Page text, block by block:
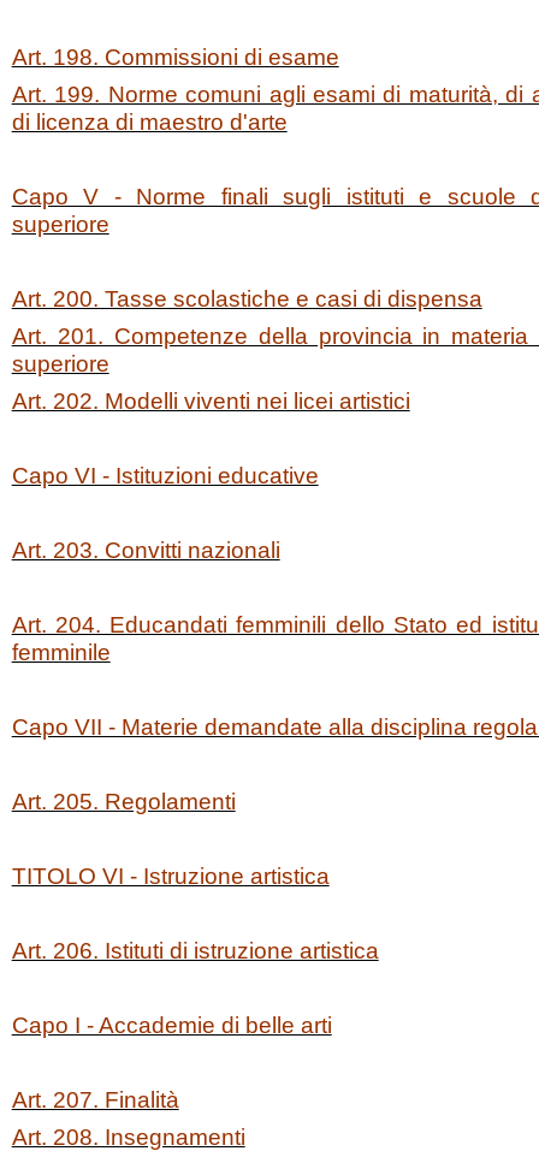
Art. 198. Commissioni di esame
Art. 199. Norme comuni agli esami di maturità, di
di licenza di maestro d'arte
Capo V - Norme finali sugli istituti e scuole
superiore
Art. 200. Tasse scolastiche e casi di dispensa
Art. 201. Competenze della provincia in
superiore
Art. 202. Modelli viventi nei licei artistici
Capo VI - Istituzioni educative
Art. 203. Convitti nazionali
Art. 204. Educandati femminili dello Stato ed
femminile
Capo VII - Materie demandate alla disciplina
Art. 205. Regolamenti
TITOLO VI - Istruzione artistica
Art. 206. Istituti di istruzione artistica
Capo I - Accademie di belle arti
Art. 207. Finalità
Art. 208. Insegnamenti